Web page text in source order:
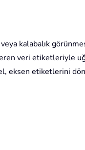
kalabalık
veri etiketleriyle
eksen etiketlerini